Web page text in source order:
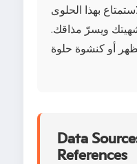
بهذا الحلوى
ويسرّ مذاقك.
Data
References